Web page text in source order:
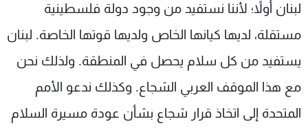
لبنان أولاً؛ لأننا نستفيد من وجود دولة فلسطينية
مستقلة، لديها كيانها الخاص ولديها قوتها الخاصة. لبنان
يستفيد من كل سلام يحصل في المنطقة. ولذلك نحن
مع هذا الموقف العربي الشجاع. وكذلك ندعو الأمم
المتحدة إلى اتخاذ قرار شجاع بشأن عودة مسيرة السلام